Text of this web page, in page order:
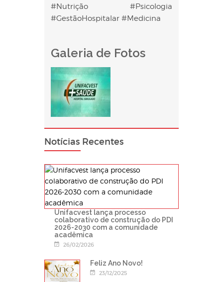
#Nutrição #Psicologia
#GestãoHospitalar #Medicina
Galeria de Fotos
Notícias Recentes
Unifacvest lança processo
colaborativo de construção do PDI
2026-2030 com a comunidade
acadêmica
26/02/2026
Feliz Ano Novo!
23/12/2025